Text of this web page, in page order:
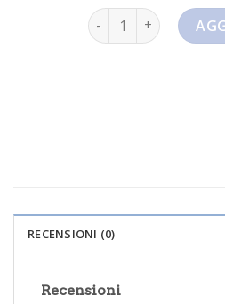
nike dunk low
RECENSIONI (0)
Recensioni